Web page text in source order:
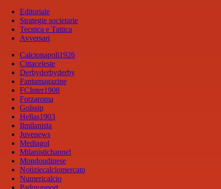
Editoriale
Strategie societarie
Tecnica e Tattica
Avversari
Calcionapoli1926
Cittaceleste
Derbyderbyderby
Fantamagazine
FCInter1908
Forzaroma
Golssip
Hellas1903
Ilmilanista
Juvenews
Mediagol
Milanistichannel
Mondoudinese
Notiziecalciomercato
Numericalcio